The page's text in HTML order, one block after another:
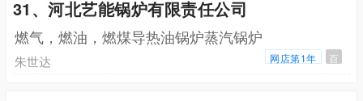
31、河北艺能锅炉有限责任公司
燃气，燃油，燃煤导热油锅炉蒸汽锅炉
朱世达 网店第1年 百